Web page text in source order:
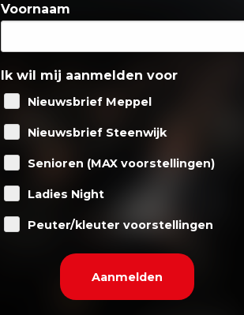
Voornaam
Ik wil mij aanmelden voor
Nieuwsbrief Meppel
Nieuwsbrief Steenwijk
Senioren (MAX voorstellingen)
Ladies Night
Peuter/kleuter voorstellingen